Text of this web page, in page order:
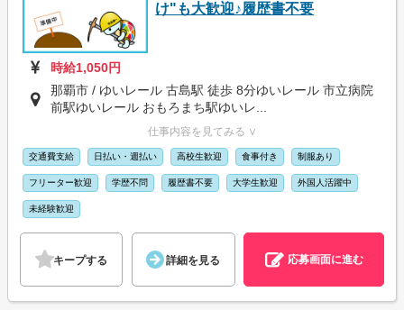
け"も大歓迎♪履歴書不要
時給1,050円
那覇市 / ゆいレール 古島駅 徒歩 8分ゆいレール 市立病院
前駅ゆいレール おもろまち駅ゆいレ...
仕事内容を見てみる ∨
交通費支給 日払い・週払い 高校生歓迎 食事付き 制服あり
フリーター歓迎 学歴不問 履歴書不要 大学生歓迎 外国人活躍中
未経験歓迎
キープする 詳細を見る 応募画面に進む